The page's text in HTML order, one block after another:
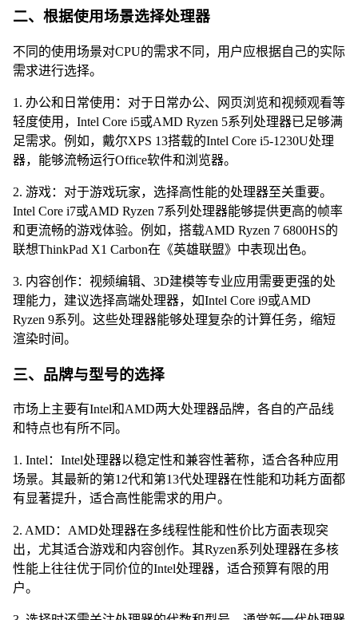
二、根据使用场景选择处理器
不同的使用场景对CPU的需求不同，用户应根据自己的实际
需求进行选择。
1. 办公和日常使用：对于日常办公、网页浏览和视频观看等
轻度使用，Intel Core i5或AMD Ryzen 5系列处理器已足够满
足需求。例如，戴尔XPS 13搭载的Intel Core i5-1230U处理
器，能够流畅运行Office软件和浏览器。
2. 游戏：对于游戏玩家，选择高性能的处理器至关重要。
Intel Core i7或AMD Ryzen 7系列处理器能够提供更高的帧率
和更流畅的游戏体验。例如，搭载AMD Ryzen 7 6800HS的
联想ThinkPad X1 Carbon在《英雄联盟》中表现出色。
3. 内容创作：视频编辑、3D建模等专业应用需要更强的处
理能力，建议选择高端处理器，如Intel Core i9或AMD
Ryzen 9系列。这些处理器能够处理复杂的计算任务，缩短
渲染时间。
三、品牌与型号的选择
市场上主要有Intel和AMD两大处理器品牌，各自的产品线
和特点也有所不同。
1. Intel：Intel处理器以稳定性和兼容性著称，适合各种应用
场景。其最新的第12代和第13代处理器在性能和功耗方面都
有显著提升，适合高性能需求的用户。
2. AMD：AMD处理器在多线程性能和性价比方面表现突
出，尤其适合游戏和内容创作。其Ryzen系列处理器在多核
性能上往往优于同价位的Intel处理器，适合预算有限的用
户。